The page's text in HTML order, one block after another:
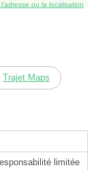
ou la localisation
Trajet Maps
limitée